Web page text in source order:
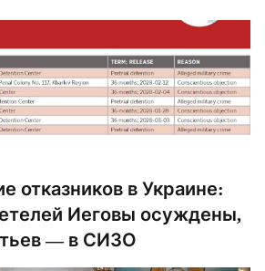
отказников в Украине:
Иеговы осуждены,
— в СИЗО